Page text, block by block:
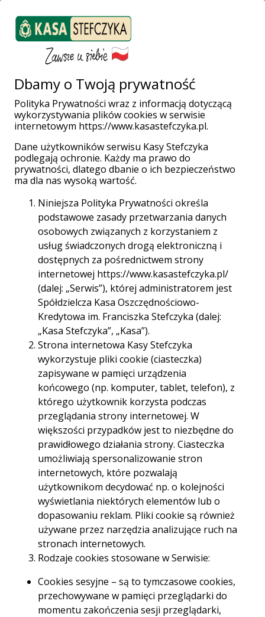
Weź pożyczkę
Załóż konto
Strona główna Finanse bez tajemnic
Wszystko o pożyczkach
Co to jest zdolność kredytowa i dlaczego jest ważna przy ubieganiu
Data publikacji: 25-03-2025 | Treść jest aktualna na
dzień: 28-01-2025
Co to jest
zdolność
kredytowa i
dlaczego jest
ważna przy
ubieganiu się o
kredyt?
Dbamy o Twoją prywatność
Polityka Prywatności wraz z informacją dotyczącą
wykorzystywania plików cookies w serwisie
internetowym https://www.kasastefczyka.pl.
Dane użytkowników serwisu Kasy Stefczyka
podlegają ochronie. Każdy ma prawo do
prywatności, dlatego dbanie o ich bezpieczeństwo
ma dla nas wysoką wartość.
Niniejsza Polityka Prywatności określa
podstawowe zasady przetwarzania danych
osobowych związanych z korzystaniem z
usług świadczonych drogą elektroniczną i
dostępnych za pośrednictwem strony
internetowej https://www.kasastefczyka.pl/
(dalej: „Serwis”), której administratorem jest
Spółdzielcza Kasa Oszczędnościowo-
Kredytowa im. Franciszka Stefczyka (dalej:
„Kasa Stefczyka”, „Kasa”).
Strona internetowa Kasy Stefczyka
wykorzystuje pliki cookie (ciasteczka)
zapisywane w pamięci urządzenia
końcowego (np. komputer, tablet, telefon), z
którego użytkownik korzysta podczas
przeglądania strony internetowej. W
większości przypadków jest to niezbędne do
prawidłowego działania strony. Ciasteczka
umożliwiają spersonalizowanie stron
internetowych, które pozwalają
użytkownikom decydować np. o kolejności
wyświetlania niektórych elementów lub o
dopasowaniu reklam. Pliki cookie są również
używane przez narzędzia analizujące ruch na
stronach internetowych.
Rodzaje cookies stosowane w Serwisie:
Cookies sesyjne – są to tymczasowe cookies,
przechowywane w pamięci przeglądarki do
momentu zakończenia sesji przeglądarki,